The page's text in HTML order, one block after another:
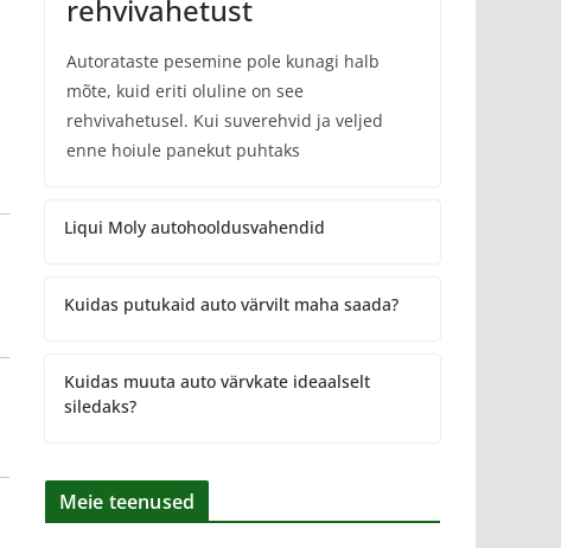
rehvivahetust
Autorataste pesemine pole kunagi halb
mõte, kuid eriti oluline on see
rehvivahetusel. Kui suverehvid ja veljed
enne hoiule panekut puhtaks
Liqui Moly autohooldusvahendid
Kuidas putukaid auto värvilt maha saada?
Kuidas muuta auto värvkate ideaalselt
siledaks?
Meie teenused